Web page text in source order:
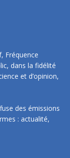
Fréquence
dans la fidélité
et d’opinion,
des émissions
: actualité,